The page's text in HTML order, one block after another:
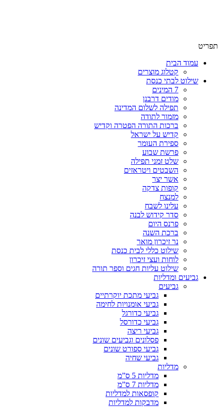
תפריט
עמוד הבית
קטלוג מוצרים
שילוט לבתי כנסת
7 המינים
מודים דרבנן
תפילה לשלום המדינה
מזמור לתודה
ברכות התורה הפטרה וקדיש
קדיש על ישראל
ספירת העומר
פרשת שבוע
שלט זמני תפילה
השבטים ויטראזים
אשר יצר
קופות צדקה
למנצח
עלינו לשבח
סדר קידוש לבנה
פרנס היום
ברכת השנה
נר זיכרון מואר
שילוט כללי לבית כנסת
לוחות ועצי זיכרון
שילוט עליות חגים וספר תורה
גביעים ומדליות
גביעים
גביעי מתכת יוקרתיים
גביעי אומנויות לחימה
גביעי כדורגל
גביעי כדורסל
גביעי ריצה
פסלונים וגביעים שונים
גביעי ספורט שונים
גביעי שחיה
מדליות
מדליות 5 ס”מ
מדליות 7 ס”מ
קופסאות למדליות
מדבקות למדליות